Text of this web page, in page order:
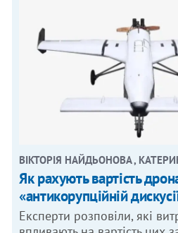
ВІКТОРІЯ НАЙДЬОНОВА ,
Як рахують вартість
«антикорупційній
Експерти розповіли, які